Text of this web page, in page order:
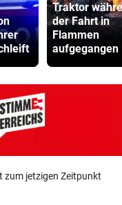
Traktor
der Fahrt in
Flammen
aufgegangen
zum jetzigen Zeitpunkt